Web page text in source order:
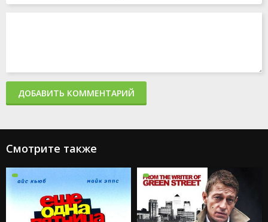
ДОБАВИТЬ КОММЕНТАРИЙ
Смотрите также